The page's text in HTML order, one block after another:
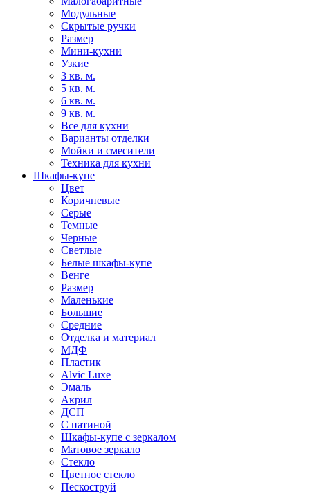
Модульные
Скрытые ручки
Размер
Мини-кухни
Узкие
3 кв. м.
5 кв. м.
6 кв. м.
9 кв. м.
Все для кухни
Варианты отделки
Мойки и смесители
Техника для кухни
Шкафы-купе
Цвет
Коричневые
Серые
Темные
Черные
Светлые
Белые шкафы-купе
Венге
Размер
Маленькие
Большие
Средние
Отделка и материал
МДФ
Пластик
Alvic Luxe
Эмаль
Акрил
ДСП
С патиной
Шкафы-купе с зеркалом
Матовое зеркало
Стекло
Цветное стекло
Пескоструй